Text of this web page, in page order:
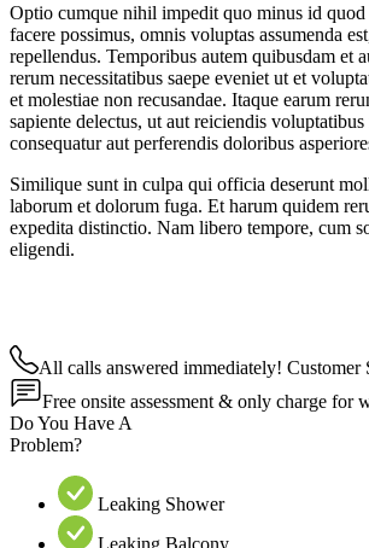
Optio cumque nihil impedit quo minus id quod
facere possimus, omnis voluptas assumenda
repellendus. Temporibus autem quibusdam et
rerum necessitatibus saepe eveniet ut et
et molestiae non recusandae. Itaque earum
sapiente delectus, ut aut reiciendis voluptatibus
consequatur aut perferendis doloribus
Similique sunt in culpa qui officia deserunt
laborum et dolorum fuga. Et harum quidem
expedita distinctio. Nam libero tempore, cum
eligendi.
All calls answered immediately! Customer
Free onsite assessment & only charge for
Do You Have A
Problem?
Leaking Shower
Leaking Balcony